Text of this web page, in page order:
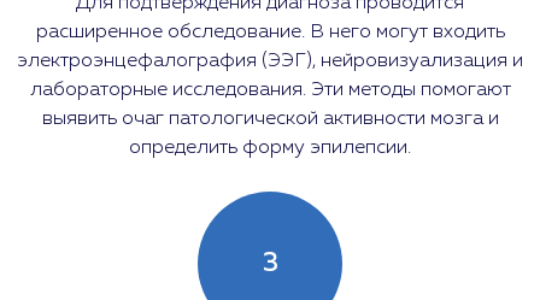
расширенное обследование. В него могут входить
электроэнцефалография (ЭЭГ), нейровизуализация и
лабораторные исследования. Эти методы помогают
выявить очаг патологической активности мозга и
определить форму эпилепсии.
3